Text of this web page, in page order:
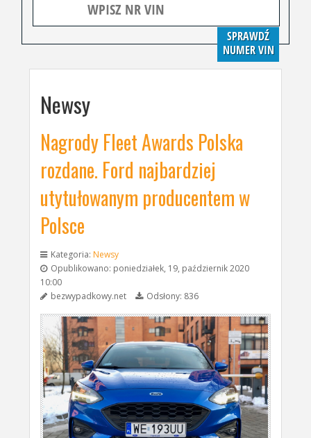
SPRAWDŹ
NUMER VIN
Newsy
Nagrody Fleet Awards Polska
rozdane. Ford najbardziej
utytułowanym producentem w
Polsce
Kategoria: Newsy
Opublikowano: poniedziałek, 19, październik 2020
10:00
bezwypadkowy.net
Odsłony: 836